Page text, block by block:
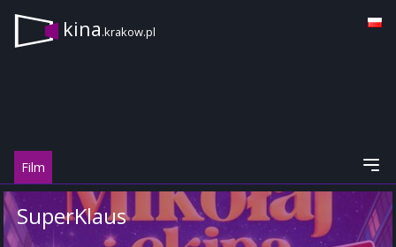
kina.krakow.pl
Film
SuperKlaus